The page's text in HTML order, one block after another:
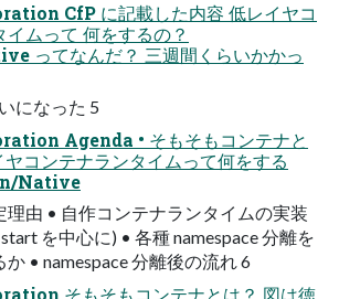
CfP に記載した内容 低レイヤコ
イムって 何をするの？
ってなんだ？ 三週間くらいかかっ
になった 5
Agenda • そもそもコンテナと
ヤコンテナランタイムって何をする
Native
理由 • ⾃作コンテナランタイムの実装
を中⼼に) • 各種 namespace 分離を
か • namespace 分離後の流れ 6
そもそもコンテナとは？ 図は徳